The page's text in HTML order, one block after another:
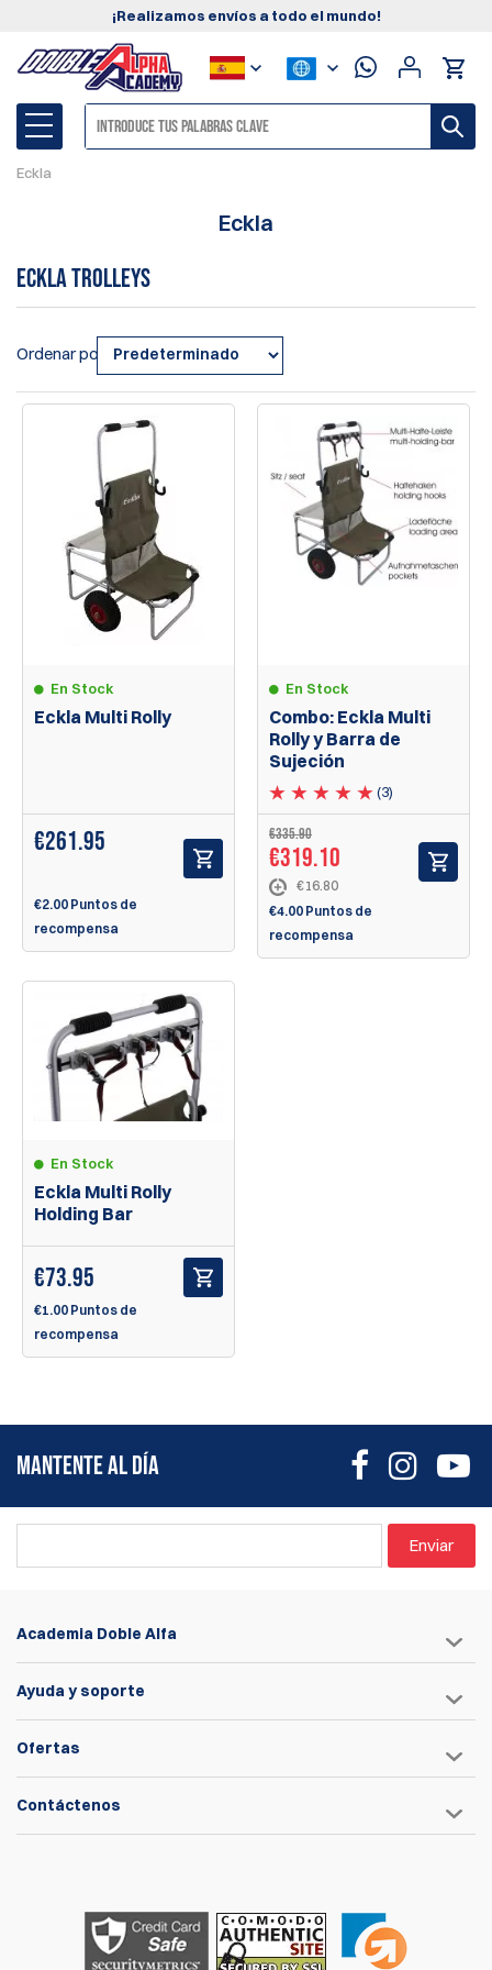
¡Realizamos envíos a todo el mundo!
Eckla
Eckla
Eckla Trolleys
Ordenar por
En Stock
Eckla Multi Rolly
€261.95
€2.00 Puntos de
recompensa
En Stock
Combo: Eckla Multi
Rolly y Barra de
Sujeción
(3)
€335.90
€319.10
€16.80
€4.00 Puntos de
recompensa
En Stock
Eckla Multi Rolly
Holding Bar
€73.95
€1.00 Puntos de
recompensa
MANTENTE AL DÍA
Enviar
Academia Doble Alfa
Ayuda y soporte
Ofertas
Contáctenos